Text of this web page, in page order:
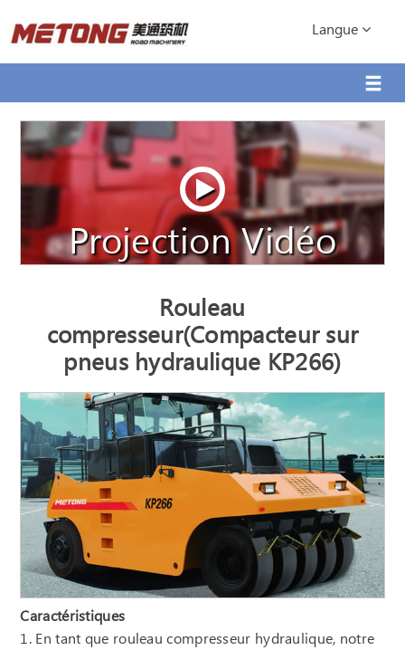
Langue
Projection Vidéo
Rouleau
compresseur(Compacteur sur
pneus hydraulique KP266)
Caractéristiques
1. En tant que rouleau compresseur hydraulique, notre